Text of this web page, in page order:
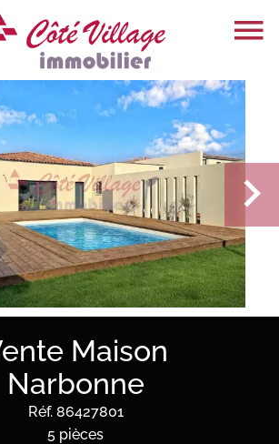
Maison
Narbonne
Réf. 86427801
5 pièces